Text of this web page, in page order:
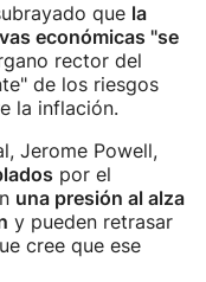
que la
económicas "se
rector del
de los riesgos
la inflación.
Jerome Powell,
por el
una presión al alza
y pueden retrasar
cree que ese